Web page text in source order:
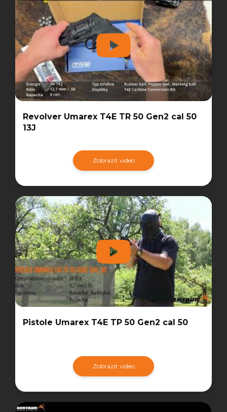
Revolver Umarex T4E TR 50 Gen2 cal 50
13J
Zobrazit video
Pistole Umarex T4E TP 50 Gen2 cal 50
Zobrazit video